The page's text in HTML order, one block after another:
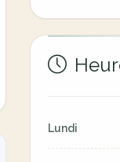
Lundi